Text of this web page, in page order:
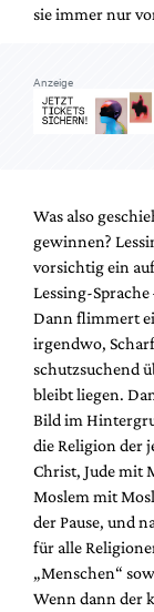
sie immer nur
Anzeige
Was also
gewinnen?
vorsichtig ein
Lessing-
Dann flimmert
irgendwo,
schutzsuchend
bleibt liegen.
Bild im
die Religion der
Christ, Jude mit
Moslem mit
der Pause, und
für alle
„Menschen“
Wenn dann der